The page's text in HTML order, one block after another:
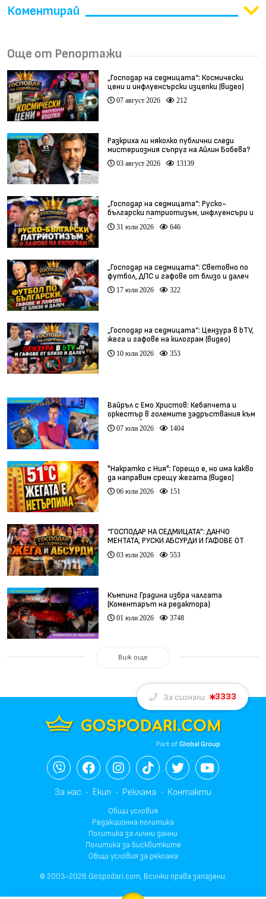
Коментирай
Още от Репортажи
„Господар на седмицата“: Космически
цени и инфлуенсърски изцепки (видео)
07 август 2026 212
Разкриха ли няколко публични следи
мистериозния съпруг на Айлин Бобева?
03 август 2026 13139
„Господар на седмицата“: Руско-
български патриотизъм, инфлуенсъри и
тарикати (видео)
31 юли 2026 646
„Господар на седмицата“: Световно по
футбол, ДПС и гафове от близо и далеч
17 юли 2026 322
„Господар на седмицата“: Цензура в bTV,
жега и гафове на килограм (видео)
10 юли 2026 353
Вайръл с Емо Христов: Кебапчета и
оркестър в големите задръствания към
морето (видео)
07 юли 2026 1404
"Накратко с Ния": Горещо е, но има какво
да направим срещу жегата (видео)
06 юли 2026 151
“ГОСПОДАР НА СЕДМИЦАТА”: ДАНЧО
МЕНТАТА, РУСКИ АБСУРДИ И ГАФОВЕ ОТ
ЦЯЛ СВЯТ
03 юли 2026 553
Къмпинг Градина избра чалгата
(Коментарът на редактора)
01 юли 2026 3748
Виж още
За сигнали: 3333
Part ofGlobal Group
За нас Екип Реклама Контакти
Общи условия
Редакционна политика
Политика за лични данни
Политика за бисквитките
Общи условия за реклама
© 2003-2026 Gospodari.com, Всички права запазени.